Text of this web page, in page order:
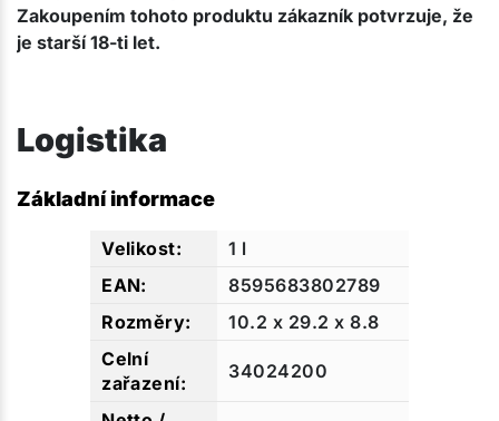
Zakoupením tohoto produktu zákazník potvrzuje, že
je starší 18-ti let.
Logistika
Základní informace
1 l
8595683802789
10.2 x 29.2 x 8.8
34024200